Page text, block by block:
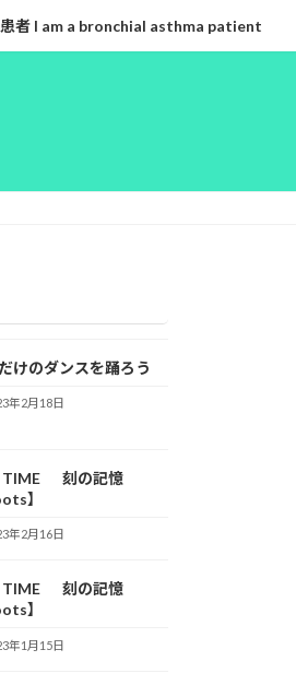
者 I am a bronchial asthma patient
けのダンスを踊ろう
年2月18日
TIME 刻の記憶
】
年2月16日
TIME 刻の記憶
】
年1月15日